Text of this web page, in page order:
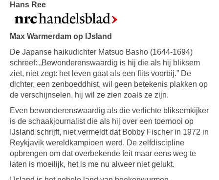
Hans Ree
Max Warmerdam op IJsland
De Japanse haikudichter Matsuo Basho (1644-1694)
schreef: „Bewonderenswaardig is hij die als hij bliksem
ziet, niet zegt: het leven gaat als een flits voorbij.” De
dichter, een zenboeddhist, wil geen betekenis plakken op
de verschijnselen, hij wil ze zien zoals ze zijn.
Even bewonderenswaardig als die verlichte bliksemkijker
is de schaakjournalist die als hij over een toernooi op
IJsland schrijft, niet vermeldt dat Bobby Fischer in 1972 in
Reykjavik wereldkampioen werd. De zelfdiscipline
opbrengen om dat overbekende feit maar eens weg te
laten is moeilijk, het is me nu alweer niet gelukt.